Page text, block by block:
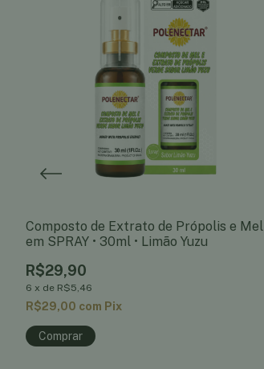
Composto de Extrato de Própolis e Mel
em SPRAY • 30ml • Limão Yuzu
R$29,90
6 x de R$5,46
R$29,00 com Pix